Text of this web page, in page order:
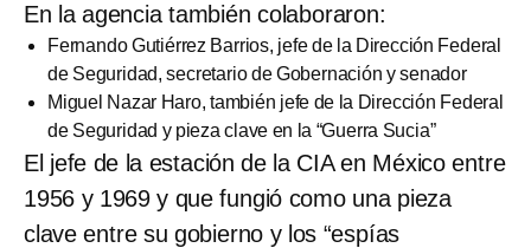
En la agencia también colaboraron:
Fernando Gutiérrez Barrios, jefe de la Dirección Federal
de Seguridad, secretario de Gobernación y senador
Miguel Nazar Haro, también jefe de la Dirección Federal
de Seguridad y pieza clave en la “Guerra Sucia”
El jefe de la estación de la CIA en México entre
1956 y 1969 y que fungió como una pieza
clave entre su gobierno y los “espías